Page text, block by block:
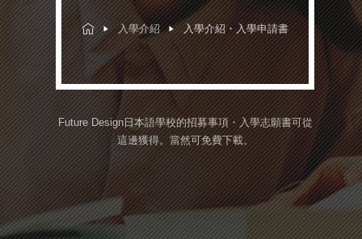
入學介紹 入學介紹・入學申請書
Future Design日本語學校的招募事項・入學志願書可從
這邊獲得。當然可免費下載。